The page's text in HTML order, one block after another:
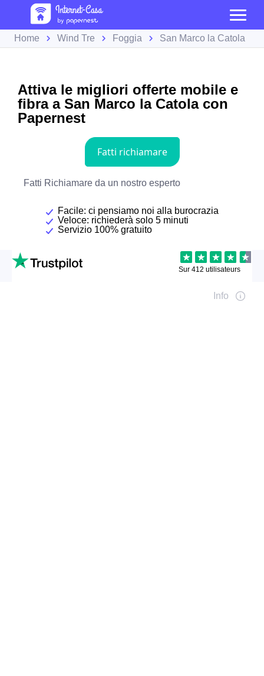
Home Wind Tre Foggia San Marco la Catola